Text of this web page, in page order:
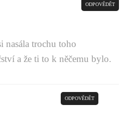
ODPOVĚDĚT
nasála trochu toho
a že ti to k něčemu bylo.
ODPOVĚDĚT